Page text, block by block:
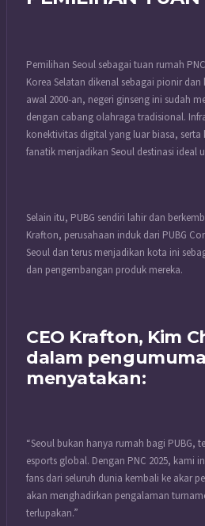
Pemilihan Seoul sebagai tuan rumah
Korea Selatan dikenal sebagai pionir
awal 2000-an, negeri ginseng ini sudah
dengan cabang olahraga tradisional.
konektivitas digital yang luar biasa,
fanatik menjadikan Seoul destinasi ideal
Selain itu, PUBG sendiri lahir dan
Krafton, perusahaan induk dari PUBG
Seoul dan terus menjadikan kota ini
dan pengembangan produk mereka.
CEO Krafton, Kim
dalam
menyatakan:
“Seoul bukan hanya rumah bagi PUBG,
esports global. Dengan PNC 2025, kami
fans dari seluruh dunia kembali ke akar
akan menghadirkan pengalaman
terlupakan.”